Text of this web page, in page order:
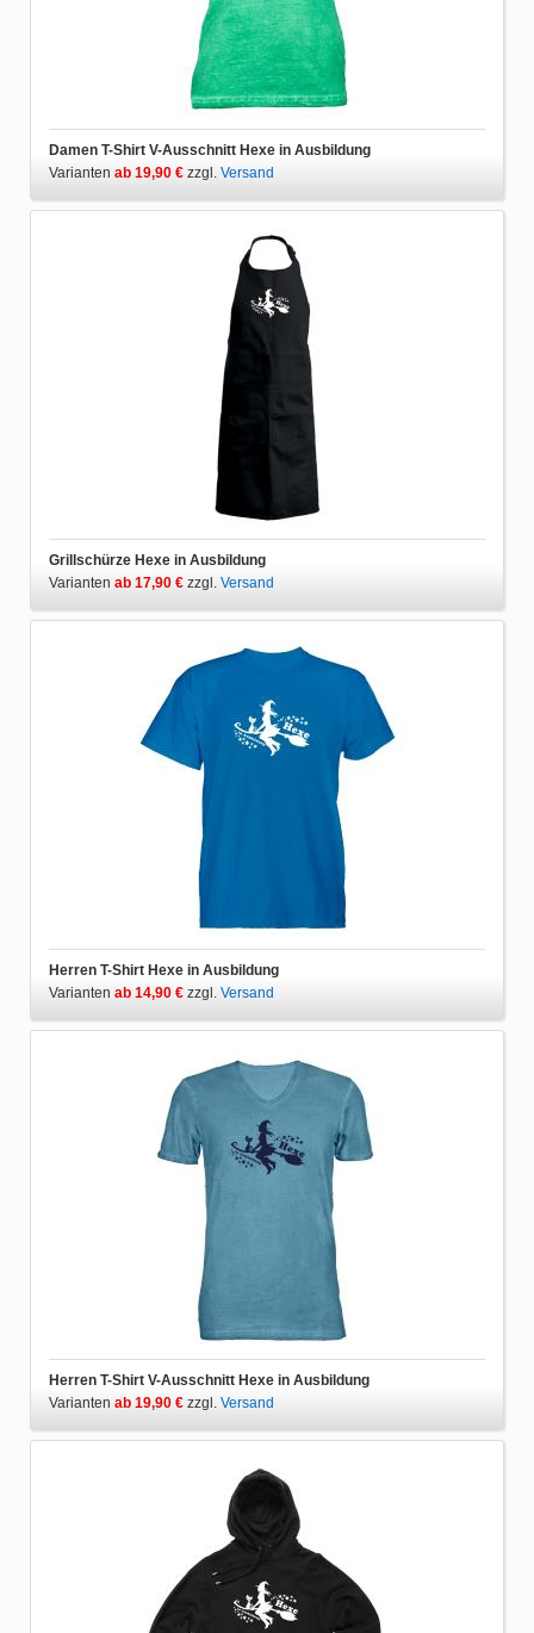
Damen T-Shirt V-Ausschnitt Hexe in Ausbildung
Varianten ab 19,90 € zzgl. Versand
Grillschürze Hexe in Ausbildung
Varianten ab 17,90 € zzgl. Versand
Herren T-Shirt Hexe in Ausbildung
Varianten ab 14,90 € zzgl. Versand
Herren T-Shirt V-Ausschnitt Hexe in Ausbildung
Varianten ab 19,90 € zzgl. Versand